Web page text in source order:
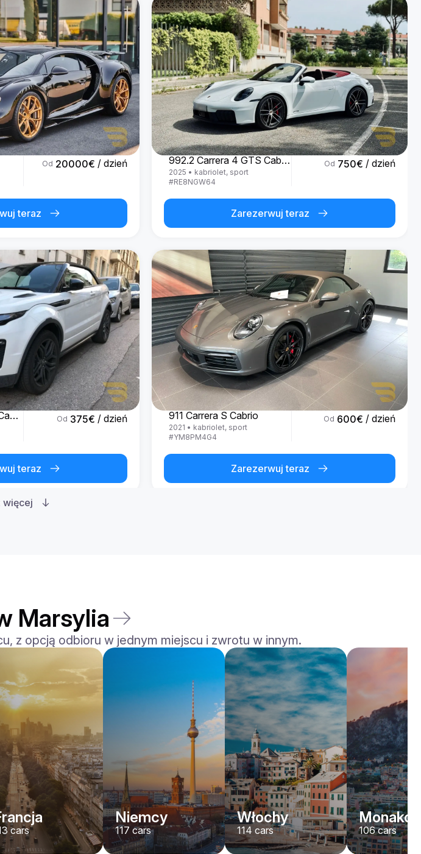
Od 20000€ / dzień
teraz
Porsche
992.2 Carrera 4 GTS Cabrio '25
2025 • kabriolet, sport
#RE8NGW64
Od 750€ / dzień
Zarezerwuj teraz
Range Rover Evoque Cabrio
Od 375€ / dzień
teraz
Porsche
911 Carrera S Cabrio
2021 • kabriolet, sport
#YM8PM4G4
Od 600€ / dzień
Zarezerwuj teraz
Od 1500
teraz
Rolls-Royce
2022•kabriolet
YJPXZKDA
Od 2200
Zarezerwuj teraz
więcej
Marsylia
z opcją odbioru w jednym miejscu i zwrotu w innym.
cars
Niemcy
117 cars
Włochy
114 cars
Monako
106cars